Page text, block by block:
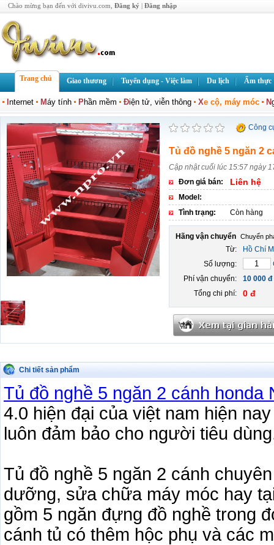
Chào mừng bạn đến với divivu.com, Đăng ký | Đăng nhập
Trang chủ Giao thương Tuyển dụng - Việc làm Du lịch Ẩm thực
nternet Máy tính Phần mềm Điện tử, viễn thông Xe cộ, máy móc N
Công
Tủ đồ nghề 5 ngăn 2
Cập nhật cuối lúc 15:57 ngày
Đơn giá bán:
Liên hệ
Model:
Tình trạng:
Còn hàng
Hãng vận chuyển
Từ:
Hồ Chí
Số lượng:
Phí vận chuyển:
10 000 đ
Tổng chi phí:
0 đ
Chi tiết sản phẩm
Tủ đồ nghề 5 ngăn 2 cánh honda
4.0 hiện đại của việt nam hiện
luôn đảm bảo cho người tiêu
Tủ đồ nghề 5 ngăn 2 cánh
dưỡng, sửa chữa máy móc hay
gồm 5 ngăn đựng đồ nghề trong
cánh tủ có thêm hộc phụ và các